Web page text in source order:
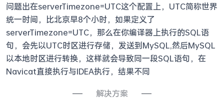
问题出在serverTimezone=UTC这个配置上，UTC简称世界
统一时间，比北京早8个小时，如果定义了
serverTimezone=UTC，那么在你编译器上执行的SQL语
句，会先以UTC时区进行存储，发送到MySQL,然后MySQL
以本地时区进行转换，这样就会导致同一段SQL语句，在
Navicat直接执行与IDEA执行，结果不同
解决方案